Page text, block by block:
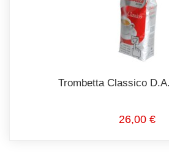
Trombetta Classico
26,00 €